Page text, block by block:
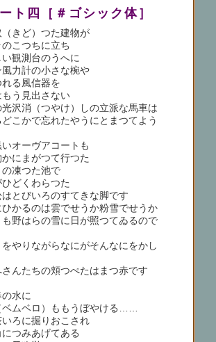
［＃ゴシック体］
きど）つた建物が
こつちに立ち
観測台のうへに
風力計の小さな椀や
れる風信器を
う見出さない
沢消（つやけ）しの立派な馬車は
こかで忘れたやうにとまつてよう
オーヴアコートも
にまがつて行つた
凍つた池で
どくわらつた
とびいろのすてきな脚です
るのは雲でせうか粉雪でせうか
はらの雪に日が照つてゐるので
りながらなにがそんなにをかし
たちの頬つぺたはまつ赤です
水に
ベムベロ）ももうぼやける……
ろに掘りおこされ
つみあげてある